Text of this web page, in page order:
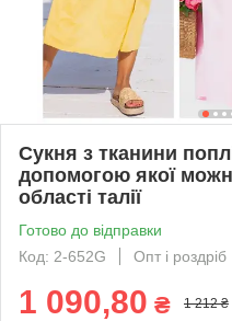
Сукня з тканини
допомогою якої
області талії
Готово до відправки
Код: 2-652G
Опт і роздріб
1 090,80 ₴ 1 212 ₴